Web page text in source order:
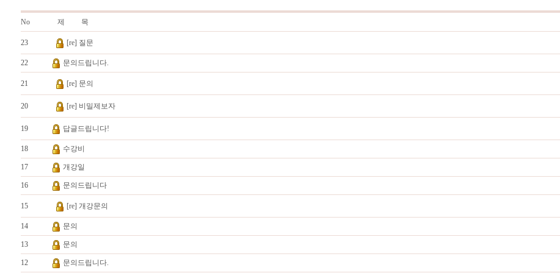
No
제 목
23 [re] 질문
22 문의드립니다.
21 [re] 문의
20 [re] 비밀제보자
19 답글드립니다!
18 수강비
17 개강일
16 문의드립니다
15 [re] 개강문의
14 문의
13 문의
12 문의드립니다.